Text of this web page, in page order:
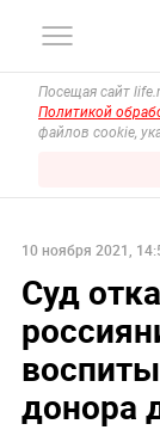
Посещая сайт
Политикой
файлов cookie,
10 ноября 2021,
Суд
донора